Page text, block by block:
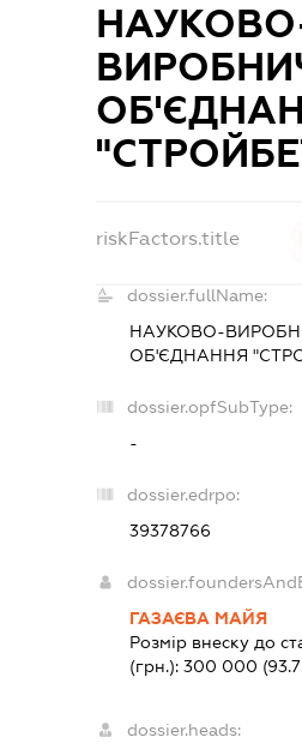
riskFactors.title
dossier.fullName:
НАУКОВО-
ОБ'ЄДНАННЯ
dossier.opfSubType:
-
dossier.edrpo:
39378766
ГАЗАЄВА МАЙЯ
Розмір внеску до
(грн.): 300 000
dossier.heads: